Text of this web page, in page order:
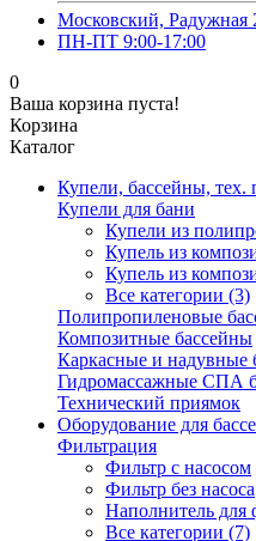
Московский, Радужная
ПН-ПТ 9:00-17:00
0
Ваша корзина пуста!
Корзина
Каталог
Купели, бассейны, тех.
Купели для бани
Купели из
Купель из
Купель из
Все категории (3)
Полипропиленовые
Композитные бассейны
Каркасные и надувные
Гидромассажные СПА
Технический приямок
Оборудование для
Фильтрация
Фильтр с насосом
Фильтр без насоса
Наполнитель для
Все категории (7)